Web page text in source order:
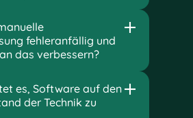
fehleranfällig und
das verbessern?
es, Software auf den
der Technik zu